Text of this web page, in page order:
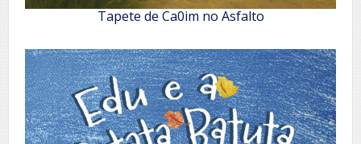
Tapete de Ca0im no Asfalto